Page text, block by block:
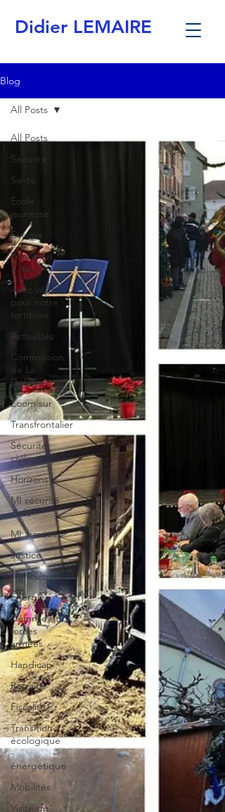
Didier LEMAIRE
Blog
All Posts
Sécurité
Santé
École -
jeunesse
Europe
Pour vous,
à Paris
Avec vous,
pour notre
territoire
Actualités
Commission
de La
Défense
Zoom sur
Transfrontalier
Sécurité
civile
Horizons
MI sécurité
civile
MI armées
Justice
Agriculture
Énergies
Défense et
forces
armées
Handicap
Retraite
Fiscalité
Transition
écologique
-
énergétique
Mobilités
Visite de
All Posts